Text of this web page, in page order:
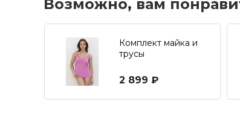
Возможно, вам
Комплект майка и
трусы
2 899 ₽